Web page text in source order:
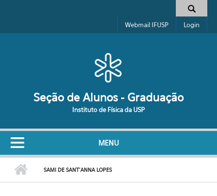
Formulário de busca
Webmail IFUSP Login
Seção de Alunos - Graduação
Instituto de Física da USP
MENU
SAMI DE SANT'ANNA LOPES